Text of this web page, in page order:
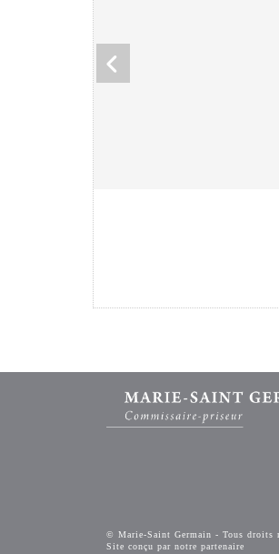
© Marie-Saint Germain - Tous droits
Site conçu par notre partenaire